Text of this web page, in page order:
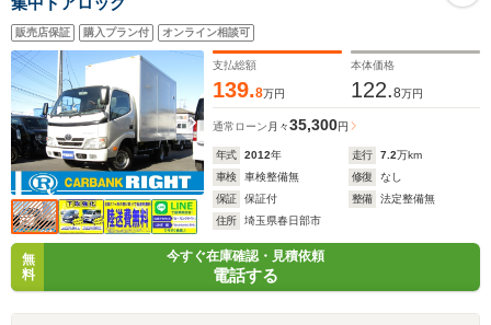
販売店保証 購入プラン付 オンライン相談可
支払総額
139.8万円
本体価格
122.8万円
通常ローン 月々35,300円
年式 2012年 走行 7.2万km
車検
車検整備無 修復
なし
保証
保証付 整備
法定整備無
住所
埼玉県春日部市
無
料
今すぐ在庫確認・見積依頼
電話する